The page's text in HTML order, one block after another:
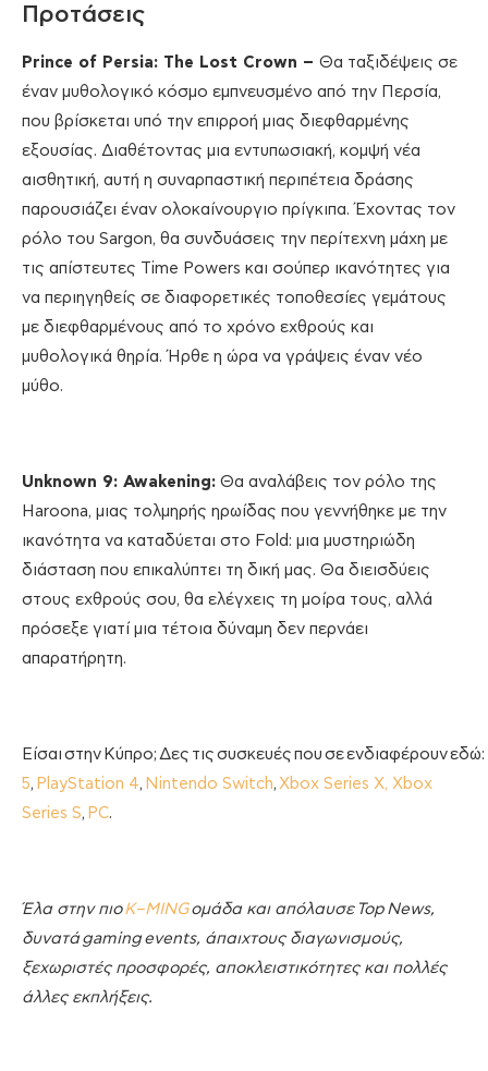
Προτάσεις
Prince of Persia: The Lost Crown – Θα ταξιδέψεις σε
έναν μυθολογικό κόσμο εμπνευσμένο από την Περσία,
που βρίσκεται υπό την επιρροή μιας διεφθαρμένης
εξουσίας. Διαθέτοντας μια εντυπωσιακή, κομψή νέα
αισθητική, αυτή η συναρπαστική περιπέτεια δράσης
παρουσιάζει έναν ολοκαίνουργιο πρίγκιπα. Έχοντας τον
ρόλο του Sargon, θα συνδυάσεις την περίτεχνη μάχη με
τις απίστευτες Time Powers και σούπερ ικανότητες για
να περιηγηθείς σε διαφορετικές τοποθεσίες γεμάτους
με διεφθαρμένους από το χρόνο εχθρούς και
μυθολογικά θηρία. Ήρθε η ώρα να γράψεις έναν νέο
μύθο.
Unknown 9: Awakening: Θα αναλάβεις τον ρόλο της
Haroona, μιας τολμηρής ηρωίδας που γεννήθηκε με την
ικανότητα να καταδύεται στο Fold: μια μυστηριώδη
διάσταση που επικαλύπτει τη δική μας. Θα διεισδύεις
στους εχθρούς σου, θα ελέγχεις τη μοίρα τους, αλλά
πρόσεξε γιατί μια τέτοια δύναμη δεν περνάει
απαρατήρητη.
Είσαι στην Κύπρο; Δες τις συσκευές που σε ενδιαφέρουν εδώ:
5, PlayStation 4, Nintendo Switch, Xbox Series X, Xbox
Series S, PC.
Έλα στην πιο K–MING ομάδα και απόλαυσεTop News,
δυνατάgaming events, άπαιχτους διαγωνισμούς,
ξεχωριστές προσφορές, αποκλειστικότητες και πολλές
άλλες εκπλήξεις.